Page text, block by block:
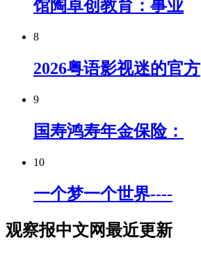
馆陶卓创教育：事业
8
2026粤语影视迷的官方
9
国寿鸿寿年金保险：
10
一个梦一个世界----
观察报中文网最近更新